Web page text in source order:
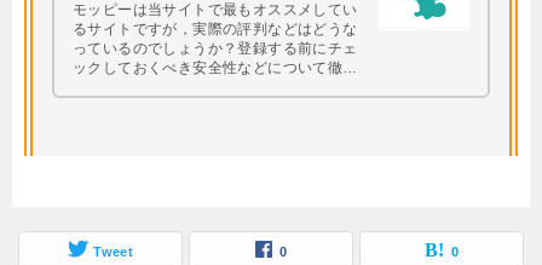
モッピーは当サイトで最もオススメしてい
るサイトですが，実際の評判などはどうな
っているのでしょうか？登録する前にチェ
ックしておくべき安全性などについて徹底
Tweet 0 0